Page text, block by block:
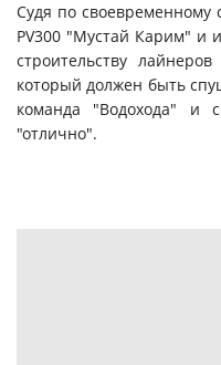
Судя по своевременному
PV300 "Мустай Карим" и
строительству
который должен быть
команда "Водохода" и
"отлично".